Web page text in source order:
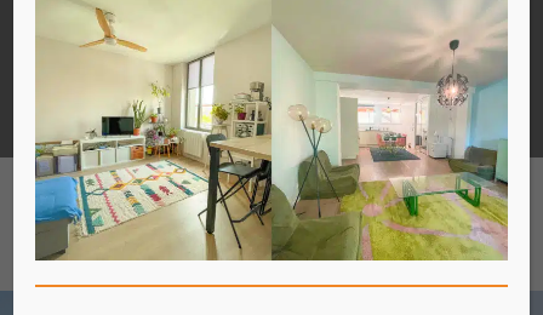
ACHETER
UN APPARTEMENT
UN APPARTEMENT /
STATIONNEMENT
ACCÈS
LOCATAIRES / PROPRIÉTAIRES
ACCÈS
COPROPRIÉTAIRES
le
menu